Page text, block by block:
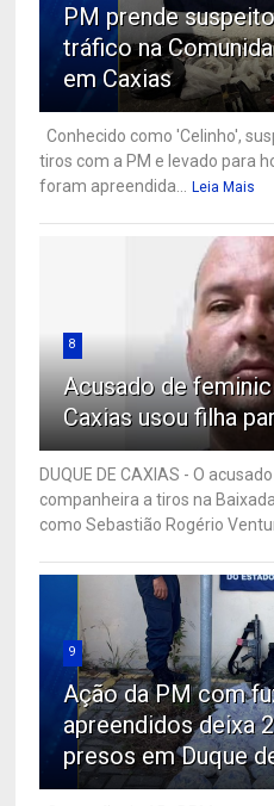
PM prende
tráfico na
em Caxias
Conhecido como 'Celinho',
tiros com a PM e levado para
foram apreendida...
Leia Mais
8
Acusado de
Caxias usou filha
DUQUE DE CAXIAS - O
companheira a tiros na
como Sebastião Rogério
9
Ação da PM com
apreendidos deixa
presos em Duque